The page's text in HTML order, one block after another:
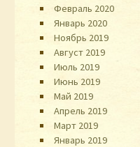
Февраль 2020
Январь 2020
Ноябрь 2019
Август 2019
Июль 2019
Июнь 2019
Май 2019
Апрель 2019
Март 2019
Январь 2019